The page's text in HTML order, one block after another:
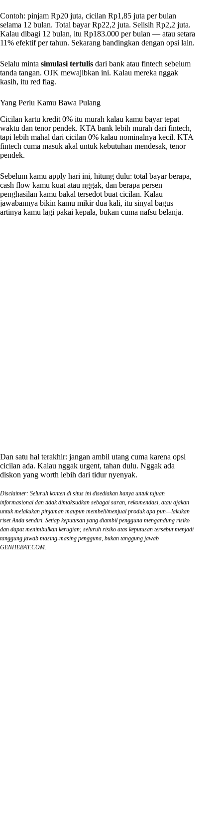
Contoh: pinjam Rp20 juta, cicilan Rp1,85 juta per bulan
selama 12 bulan. Total bayar Rp22,2 juta. Selisih Rp2,2 juta.
Kalau dibagi 12 bulan, itu Rp183.000 per bulan — atau setara
11% efektif per tahun. Sekarang bandingkan dengan opsi lain.
Selalu minta simulasi tertulis dari bank atau fintech sebelum
tanda tangan. OJK mewajibkan ini. Kalau mereka nggak
kasih, itu red flag.
Yang Perlu Kamu Bawa Pulang
Cicilan kartu kredit 0% itu murah kalau kamu bayar tepat
waktu dan tenor pendek. KTA bank lebih murah dari fintech,
tapi lebih mahal dari cicilan 0% kalau nominalnya kecil. KTA
fintech cuma masuk akal untuk kebutuhan mendesak, tenor
pendek.
Sebelum kamu apply hari ini, hitung dulu: total bayar berapa,
cash flow kamu kuat atau nggak, dan berapa persen
penghasilan kamu bakal tersedot buat cicilan. Kalau
jawabannya bikin kamu mikir dua kali, itu sinyal bagus —
artinya kamu lagi pakai kepala, bukan cuma nafsu belanja.
Dan satu hal terakhir: jangan ambil utang cuma karena opsi
cicilan ada. Kalau nggak urgent, tahan dulu. Nggak ada
diskon yang worth lebih dari tidur nyenyak.
Disclaimer: Seluruh konten di situs ini disediakan hanya untuk tujuan
informasional dan tidak dimaksudkan sebagai saran, rekomendasi, atau ajakan
untuk melakukan pinjaman maupun membeli/menjual produk apa pun—lakukan
riset Anda sendiri. Setiap keputusan yang diambil pengguna mengandung risiko
dan dapat menimbulkan kerugian; seluruh risiko atas keputusan tersebut menjadi
tanggung jawab masing-masing pengguna, bukan tanggung jawab
GENHEBAT.COM.